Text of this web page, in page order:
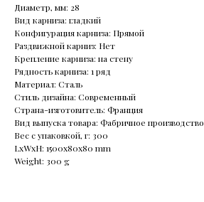
Диаметр, мм: 28
Вид карниза: гладкий
Конфигурация карниза: Прямой
Раздвижной карниз: Нет
Крепление карниза: на стену
Рядность карниза: 1 ряд
Материал: Сталь
Стиль дизайна: Современный
Страна-изготовитель: Франция
Вид выпуска товара: Фабричное производство
Вес с упаковкой, г: 300
LxWxH: 1500x80x80 mm
Weight: 300 g